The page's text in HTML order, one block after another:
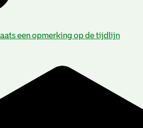
een opmerking op de tijdlijn